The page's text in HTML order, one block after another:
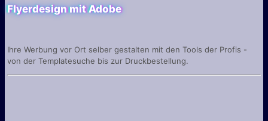
Flyerdesign mit Adobe
Ihre Werbung vor Ort selber gestalten mit den Tools der Profis -
von der Templatesuche bis zur Druckbestellung.